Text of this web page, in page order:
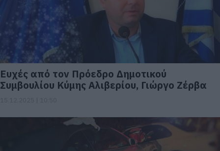
Ευχές από τον Πρόεδρο Δημοτικού
Συμβουλίου Κύμης Αλιβερίου, Γιώργο Ζέρβα